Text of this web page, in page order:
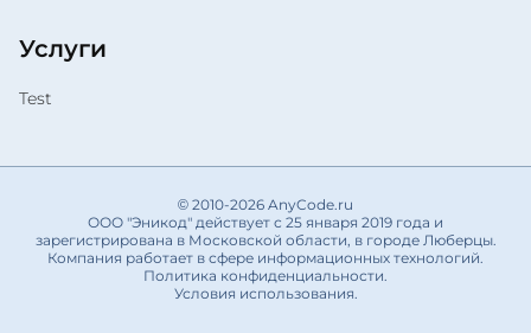
Услуги
Test
© 2010-2026 AnyCode.ru
ООО "Эникод" действует с 25 января 2019 года и
зарегистрирована в Московской области, в городе Люберцы.
Компания работает в сфере информационных технологий.
Политика конфиденциальности.
Условия использования.